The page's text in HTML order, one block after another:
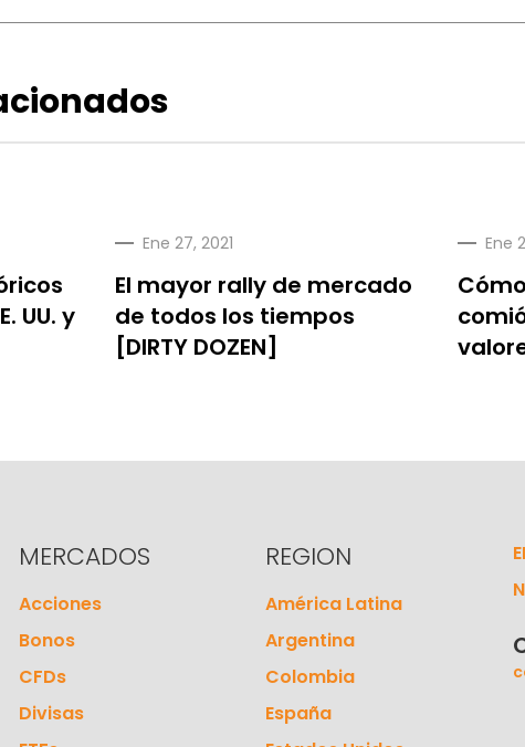
UU. y
Ene 27, 2021
El mayor rally de mercado
de todos los tiempos
[DIRTY DOZEN]
Ene
MERCADOS
Acciones
Bonos
CFDs
Divisas
REGION
América Latina
Argentina
Colombia
España